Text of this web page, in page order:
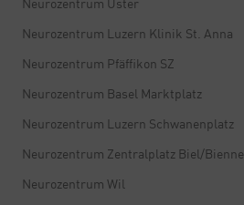
Neurozentrum Uster
Neurozentrum Luzern Klinik St. Anna
Neurozentrum Pfäffikon SZ
Neurozentrum Basel Marktplatz
Neurozentrum Luzern Schwanenplatz
Neurozentrum Zentralplatz Biel/Bienne
Neurozentrum Wil